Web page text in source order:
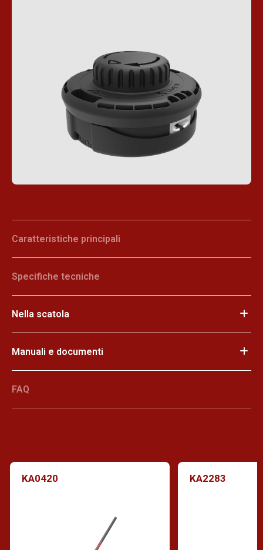
Caratteristiche principali
Specifiche tecniche
Nella scatola
Manuali e documenti
FAQ
KA0420 KA2283